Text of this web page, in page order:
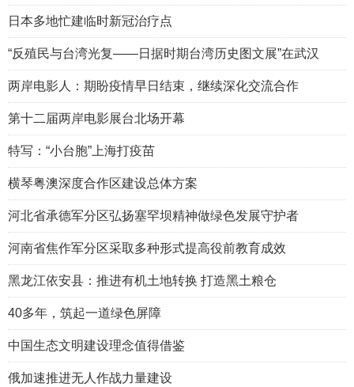
日本多地忙建临时新冠治疗点
“反殖民与台湾光复——日据时期台湾历史图文展”在武汉
两岸电影人：期盼疫情早日结束，继续深化交流合作
第十二届两岸电影展台北场开幕
特写：“小台胞”上海打疫苗
横琴粤澳深度合作区建设总体方案
河北省承德军分区弘扬塞罕坝精神做绿色发展守护者
河南省焦作军分区采取多种形式提高役前教育成效
黑龙江依安县：推进有机土地转换 打造黑土粮仓
40多年，筑起一道绿色屏障
中国生态文明建设理念值得借鉴
俄加速推进无人作战力量建设